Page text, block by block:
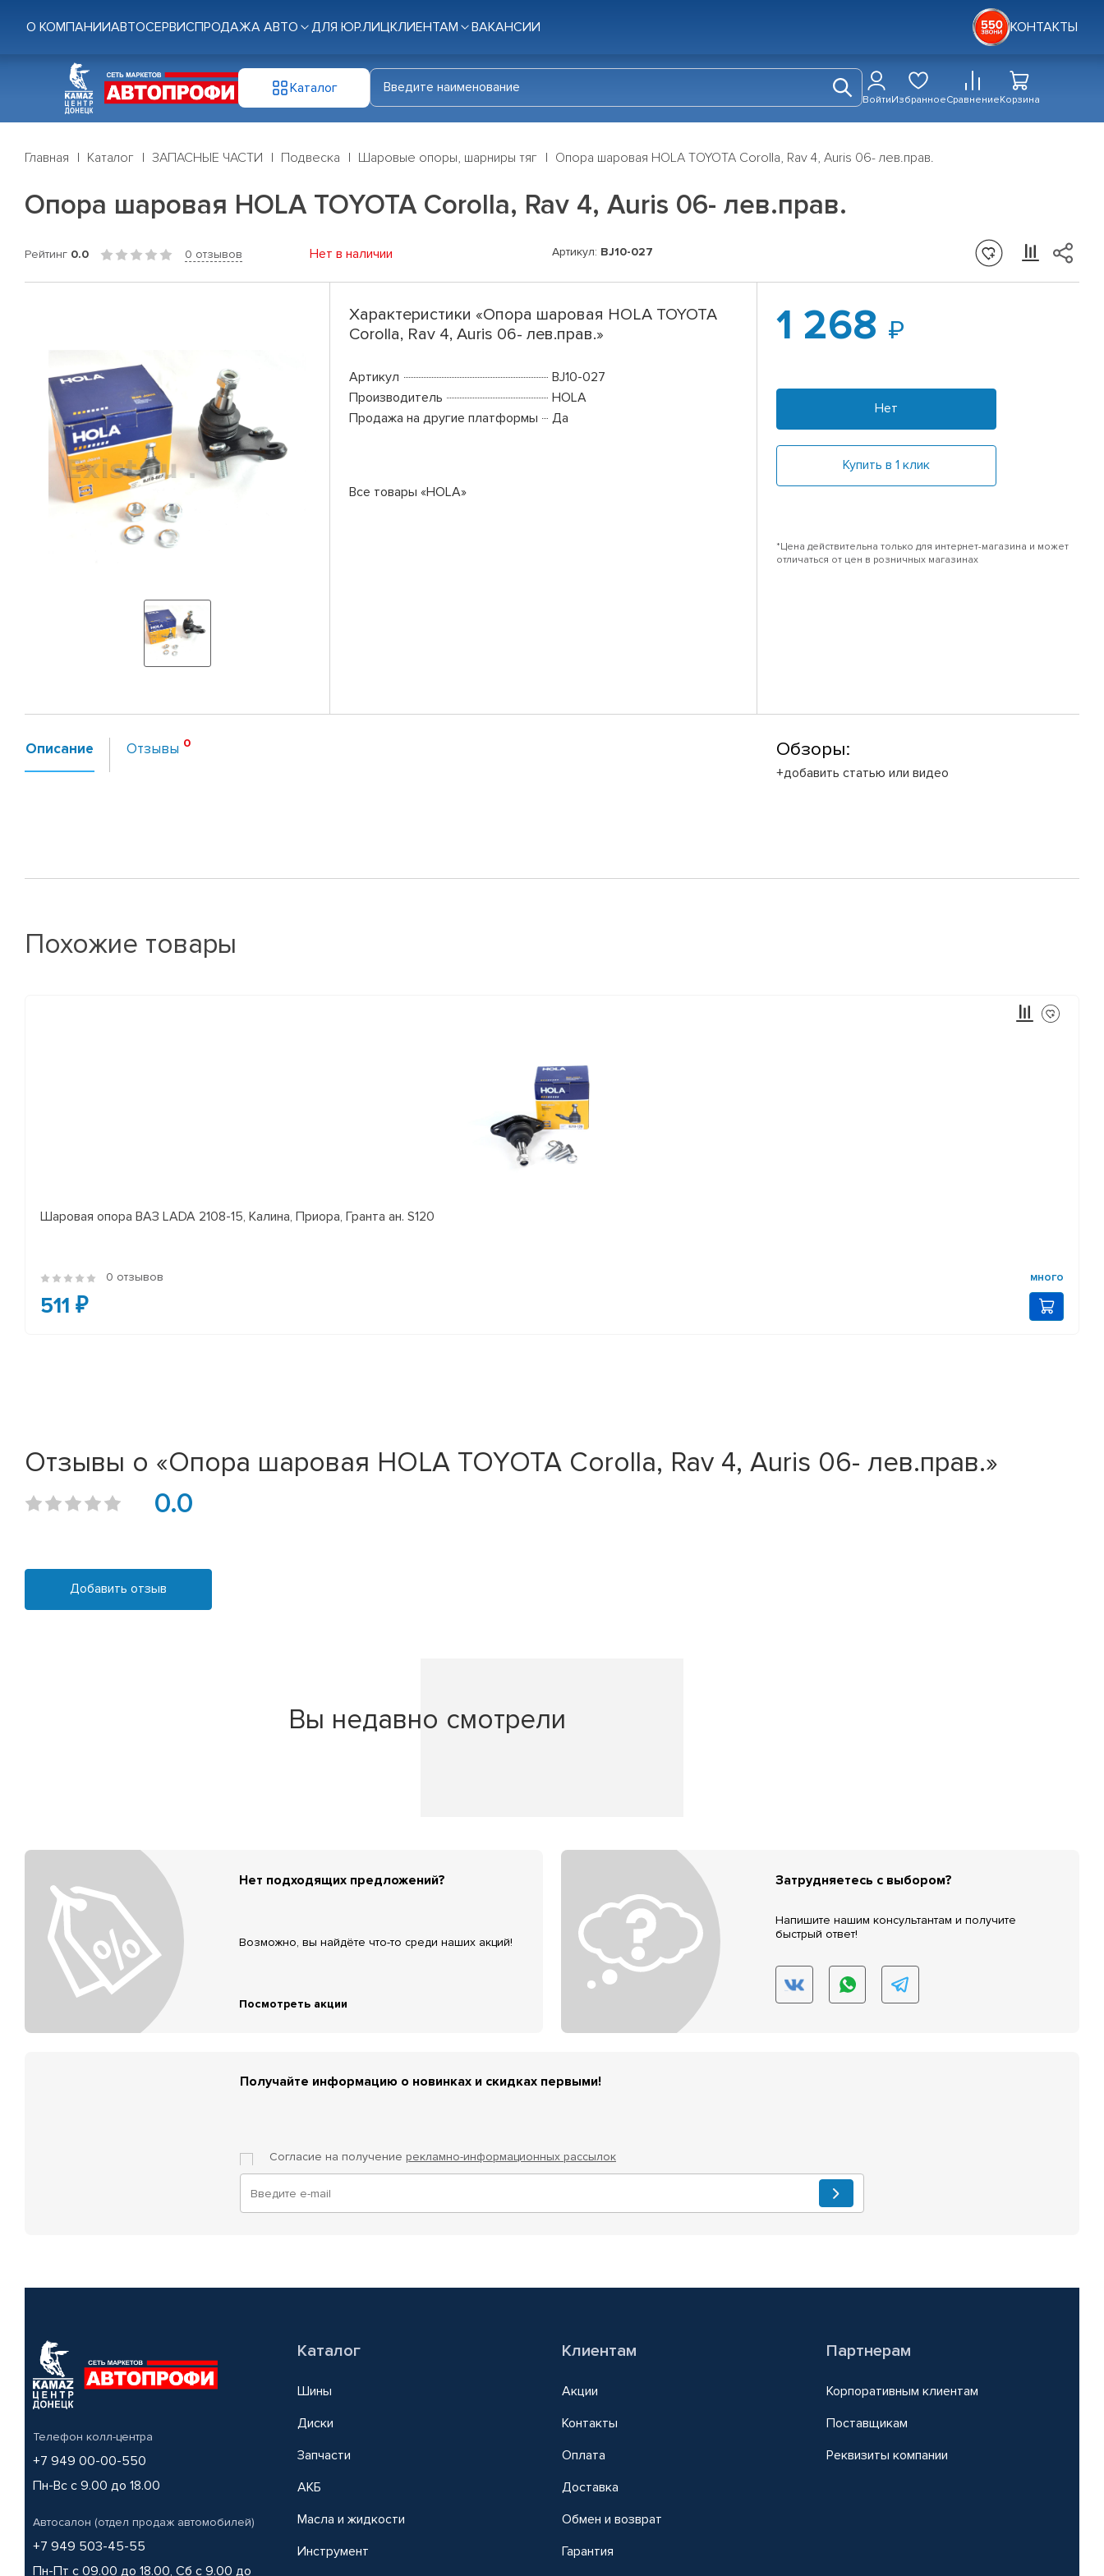
О КОМПАНИИАВТОСЕРВИСПРОДАЖА АВТО ДЛЯ ЮР.ЛИЦКЛИЕНТАМ ВАКАНСИИ КОНТАКТЫ
Каталог
ВойтиИзбранноеСравнениеКорзина
Главная Каталог ЗАПАСНЫЕ ЧАСТИ Подвеска Шаровые опоры, шарниры тяг Опора шаровая HOLA TOYOTA Corolla, Rav 4, Auris 06- лев.прав.
Опора шаровая HOLA TOYOTA Corolla, Rav 4, Auris 06- лев.прав.
Рейтинг 0.0 0 отзывов Нет в наличии Артикул: BJ10-027
Характеристики «Опора шаровая HOLA TOYOTA
Corolla, Rav 4, Auris 06- лев.прав.»
Артикул
BJ10-027
Производитель
HOLA
Продажа на другие платформы
Да
Все товары «HOLA»
1 268
Нет
Купить в 1 клик
*Цена действительна только для интернет-магазина и может
отличаться от цен в розничных магазинах
Описание Отзывы Обзоры:
+добавить статью или видео
Похожие товары
Шаровая опора ВАЗ LADA 2108-15, Калина, Приора, Гранта ан. S120
0 отзывов много
511 ₽
Отзывы о «Опора шаровая HOLA TOYOTA Corolla, Rav 4, Auris 06- лев.прав.»
0.0
Добавить отзыв
Вы недавно смотрели
Нет подходящих предложений?
Возможно, вы найдёте что-то среди наших акций!
Посмотреть акции
Затрудняетесь с выбором?
Напишите нашим консультантам и получите
быстрый ответ!
Получайте информацию о новинках и скидках первыми!
Согласие на получение рекламно-информационных рассылок
Телефон колл-центра
+7 949 00-00-550
Пн-Вс с 9.00 до 18.00
Автосалон (отдел продаж автомобилей)
+7 949 503-45-55
Пн-Пт с 09.00 до 18.00, Сб с 9.00 до
Каталог
Шины
Диски
Запчасти
АКБ
Масла и жидкости
Инструмент
Клиентам
Акции
Контакты
Оплата
Доставка
Обмен и возврат
Гарантия
Партнерам
Корпоративным клиентам
Поставщикам
Реквизиты компании